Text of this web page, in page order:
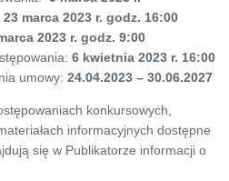
marca 2023 r. godz. 16:00
2023 r. godz. 9:00
6 kwietnia 2023 r. 16:00
umowy: 24.04.2023 – 30.06.2027
konkursowych,
informacyjnych dostępne
się w Publikatorze informacji o